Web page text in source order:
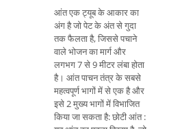
आंत एक ट्यूब के आकार का
अंग है जो पेट के अंत से गुदा
तक फैलता है, जिससे पचाने
वाले भोजन का मार्ग और
लगभग 7 से 9 मीटर लंबा होता
है। आंत पाचन तंत्र के सबसे
महत्वपूर्ण भागों में से एक है और
इसे 2 मुख्य भागों में विभाजित
किया जा सकता है: छोटी आंत :